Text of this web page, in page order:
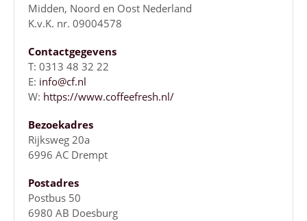
Midden, Noord en Oost Nederland
K.v.K. nr. 09004578
Contactgegevens
T: 0313 48 32 22
E: info@cf.nl
W: https://www.coffeefresh.nl/
Bezoekadres
Rijksweg 20a
6996 AC Drempt
Postadres
Postbus 50
6980 AB Doesburg